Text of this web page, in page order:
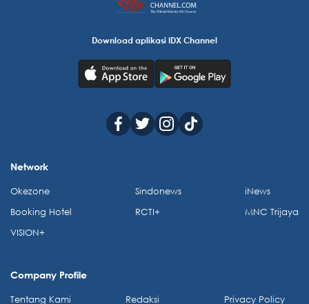
Download aplikasi IDX Channel
Network
Okezone
Booking Hotel
VISION+
Sindonews
RCTI+
iNews
MNC Trijaya
Company Profile
Tentang Kami Redaksi Privacy Policy